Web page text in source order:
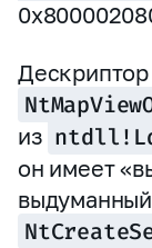
из
он имеет